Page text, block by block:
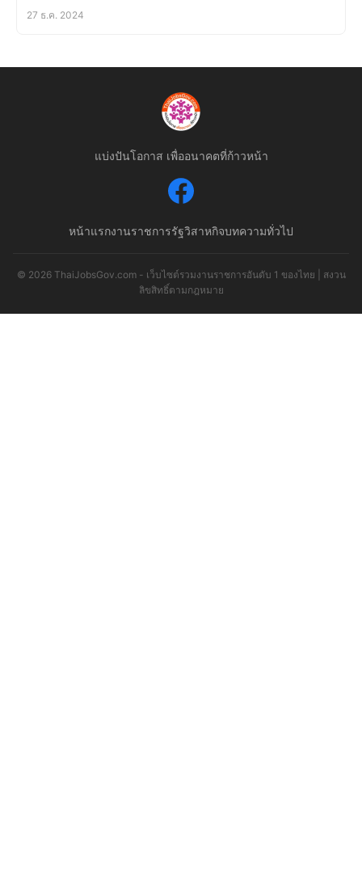
27 ธ.ค. 2024
แบ่งปันโอกาส เพื่ออนาคตที่ก้าวหน้า
หน้าแรกงานราชการรัฐวิสาหกิจบทความทั่วไป
© 2026 ThaiJobsGov.com - เว็บไซต์รวมงานราชการอันดับ 1 ของไทย | สงวน
ลิขสิทธิ์ตามกฎหมาย